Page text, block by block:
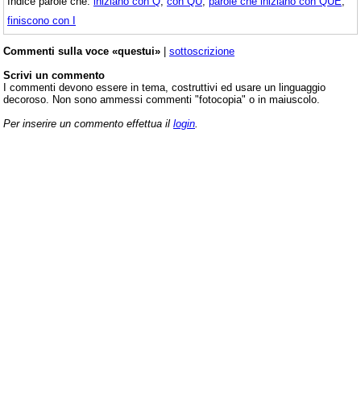
finiscono con I
Commenti sulla voce «questui» | sottoscrizione
Scrivi un commento
I commenti devono essere in tema, costruttivi ed usare un linguaggio
decoroso. Non sono ammessi commenti "fotocopia" o in maiuscolo.
Per inserire un commento effettua il login